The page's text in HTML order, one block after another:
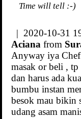
Time will tell :-)
| 2020-10-31
Aciana from
Anyway iya Chef
masak or beli ,
dan harus ada
bumbu instan
besok mau bikin
udang asam